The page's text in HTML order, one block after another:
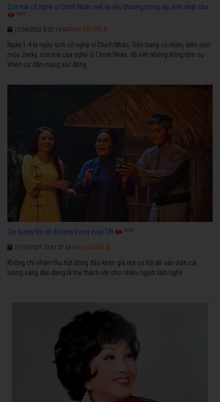
Con trai cố nghệ sĩ Chinh Nhân viết lời yêu thương trong dịp sinh nhật cha
3677
12/04/2022 8:02:14 SA
Ngày 1-4 là ngày sinh cố nghệ sĩ Chinh Nhân. Trên trang cá nhân, diễn viên
múa Jacky, con trai của nghệ sĩ Chinh Nhân, đã viết những dòng tâm sự
khiến cư dân mạng xúc động
Xem chi tiết
Cải lương tìm lối đi riêng trong mùa Tết 3938
11/10/2021 10:01:57 SA
Không chỉ nhằm thu hút đông đảo khán giả mà cơ hội để sàn diễn cải
lương sáng đèn đang là thử thách lớn cho nhiều người làm nghề
Xem chi tiết